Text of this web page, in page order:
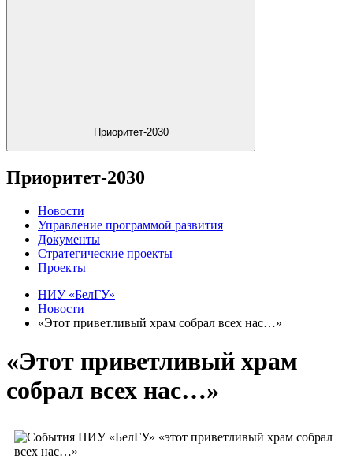
Приоритет-2030
Приоритет-2030
Новости
Управление программой развития
Документы
Стратегические проекты
Проекты
НИУ «БелГУ»
Новости
«Этот приветливый храм собрал всех нас…»
«Этот приветливый храм
собрал всех нас…»